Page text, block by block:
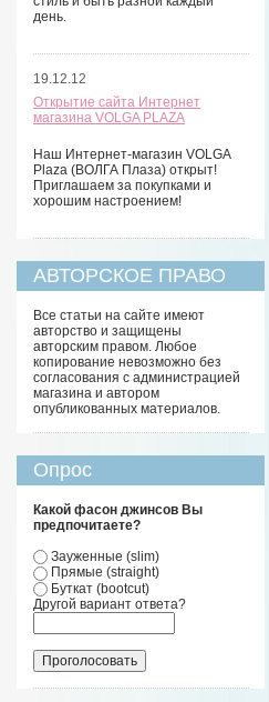
день.
19.12.12
Открытие сайта Интернет
магазина VOLGA PLAZA
Наш Интернет-магазин VOLGA
Plaza (ВОЛГА Плаза) открыт!
Приглашаем за покупками и
хорошим настроением!
АВТОРСКОЕ ПРАВО
Все статьи на сайте имеют
авторство и защищены
авторским правом. Любое
копирование невозможно без
согласования с администрацией
магазина и автором
опубликованных материалов.
Опрос
Какой фасон джинсов Вы
предпочитаете?
Зауженные (slim)
Прямые (straight)
Буткат (bootcut)
Другой вариант ответа?